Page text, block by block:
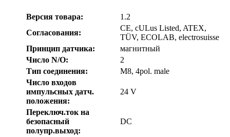
Версия товара:
1.2
Согласования:
CE, cULus Listed, ATEX,
TÜV, ECOLAB, electrosuisse
Принцип датчика:
магнитный
Число N/O:
2
Тип соединения:
M8, 4pol. male
Число входов
импульсных датч.
положения:
24 V
Переключ.ток на
безопасный
полупр.выход:
DC